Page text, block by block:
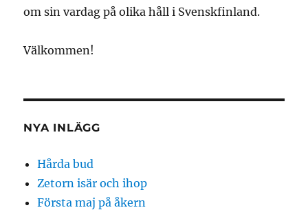
om sin vardag på olika håll i Svenskfinland.
Välkommen!
NYA INLÄGG
Hårda bud
Zetorn isär och ihop
Första maj på åkern